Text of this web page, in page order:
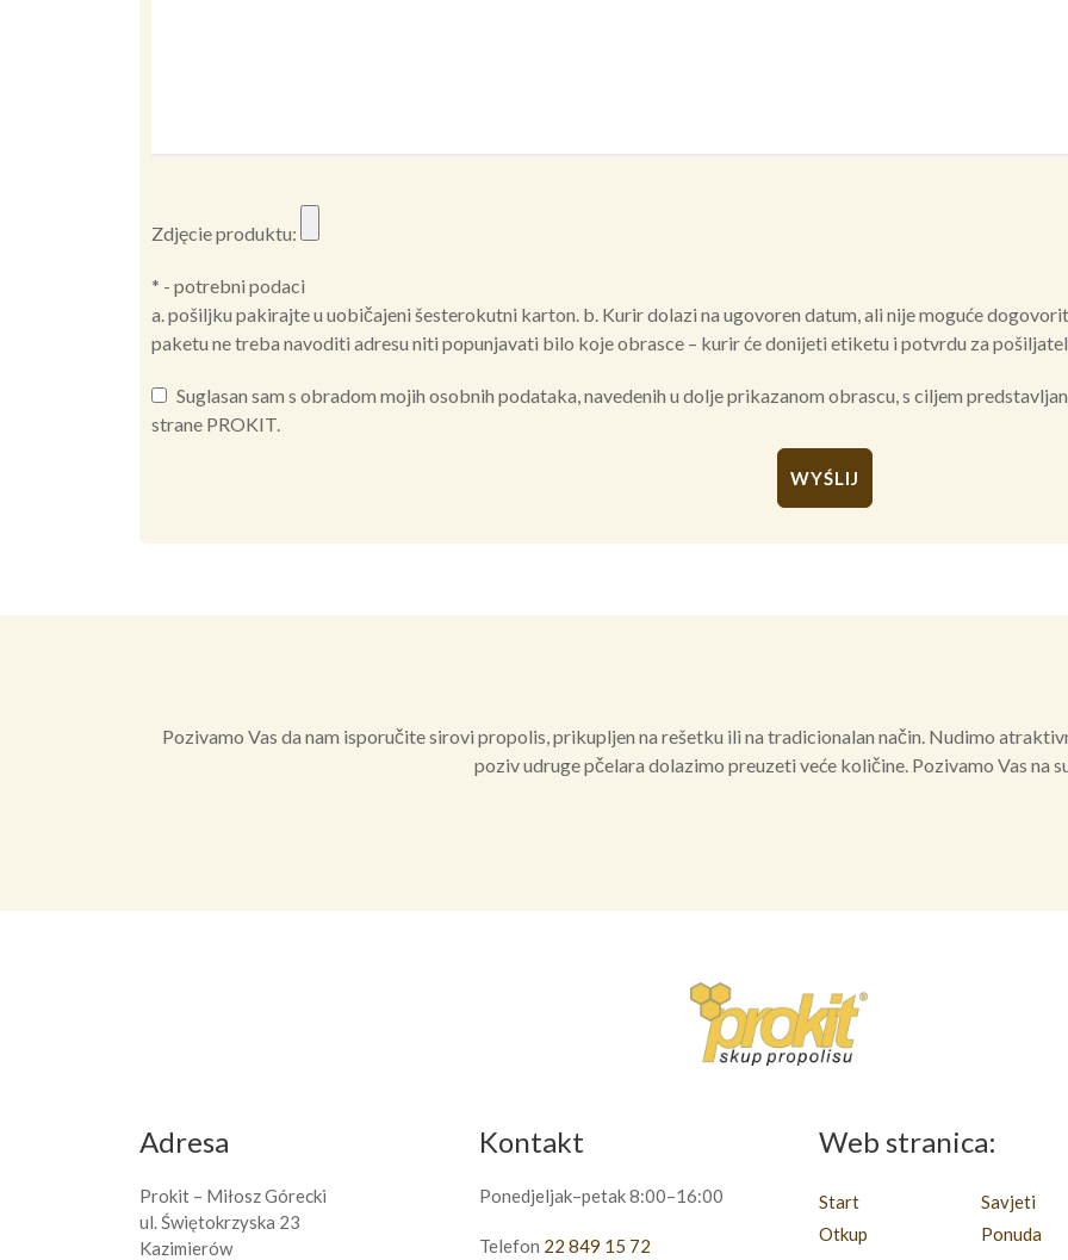
Zdjęcie produktu:
* - potrebni podaci
a. pošiljku pakirajte u uobičajeni šesterokutni karton. b. Kurir dolazi na ugovoren datum, ali nije moguće
paketu ne treba navoditi adresu niti popunjavati bilo koje obrasce – kurir će donijeti etiketu i potvrdu za
Suglasan sam s obradom mojih osobnih podataka, navedenih u dolje prikazanom obrascu, s ciljem
strane PROKIT.
Alternative:
Pozivamo Vas da nam isporučite sirovi propolis, prikupljen na rešetku ili na tradicionalan način. Nudimo
poziv udruge pčelara dolazimo preuzeti veće količine. Pozivamo Vas na
Adresa
Prokit – Miłosz Górecki
ul. Świętokrzyska 23
Kazimierów
Kontakt
Ponedjeljak–petak 8:00–16:00
Telefon 22 849 15 72
Web stranica:
Start
Otkup
Savjeti
Ponuda